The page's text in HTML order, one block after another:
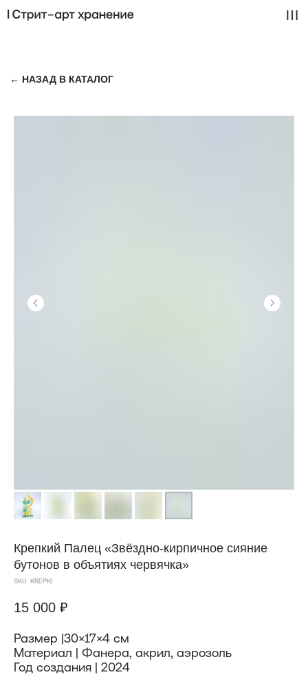
Крепкий Палец «Звёздно-кирпичное сияние
бутонов в объятиях червячка»
SKU: KREPKI
15 000 ₽
Размер |30×17×4 см
Материал | Фанера, акрил, аэрозоль
Год создания | 2024